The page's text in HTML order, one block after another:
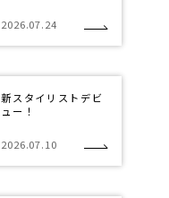
2026.07.24
新スタイリストデビ
ュー！
2026.07.10